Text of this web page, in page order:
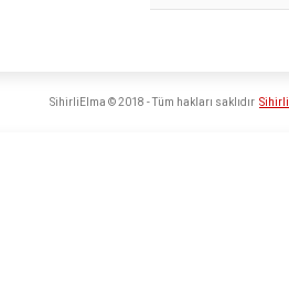
SihirliElma © 2018 - Tüm hakları saklıdır